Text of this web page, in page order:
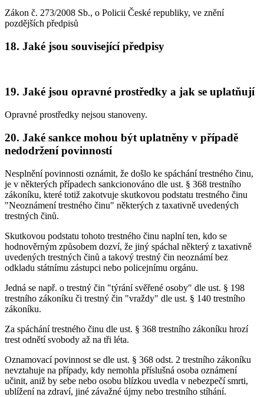
Zákon č. 273/2008 Sb., o Policii České republiky, ve znění
pozdějších předpisů
18. Jaké jsou související předpisy
19. Jaké jsou opravné prostředky a jak se uplatňují
Opravné prostředky nejsou stanoveny.
20. Jaké sankce mohou být uplatněny v případě
nedodržení povinností
Nesplnění povinnosti oznámit, že došlo ke spáchání trestného činu,
je v některých případech sankcionováno dle ust. § 368 trestního
zákoníku, které totiž zakotvuje skutkovou podstatu trestného činu
"Neoznámení trestného činu" některých z taxativně uvedených
trestných činů.
Skutkovou podstatu tohoto trestného činu naplní ten, kdo se
hodnověrným způsobem dozví, že jiný spáchal některý z taxativně
uvedených trestných činů a takový trestný čin neoznámí bez
odkladu státnímu zástupci nebo policejnímu orgánu.
Jedná se např. o trestný čin "týrání svěřené osoby" dle ust. § 198
trestního zákoníku či trestný čin "vraždy" dle ust. § 140 trestního
zákoníku.
Za spáchání trestného činu dle ust. § 368 trestního zákoníku hrozí
trest odnětí svobody až na tři léta.
Oznamovací povinnost se dle ust. § 368 odst. 2 trestního zákoníku
nevztahuje na případy, kdy nemohla příslušná osoba oznámení
učinit, aniž by sebe nebo osobu blízkou uvedla v nebezpečí smrti,
ublížení na zdraví, jiné závažné újmy nebo trestního stíhání.